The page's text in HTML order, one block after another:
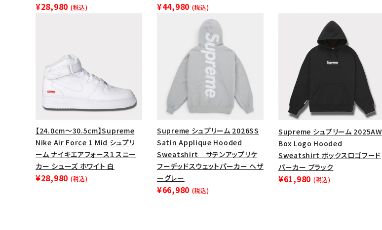
¥28,980 (税込) ¥44,980 (税込)
【24.0cm～30.5cm】Supreme
Nike Air Force 1 Mid シュプリ
ーム ナイキエアフォース１スニー
カー シューズ ホワイト 白
¥28,980 (税込)
Supreme シュプリーム 2026SS
Satin Applique Hooded
Sweatshirt サテンアップリケ
フーデッドスウェットパーカー ヘザ
ーグレー
¥66,980 (税込)
Supreme シュプリーム 2025AW
Box Logo Hooded
Sweatshirt ボックスロゴフード
パーカー ブラック
¥61,980 (税込)